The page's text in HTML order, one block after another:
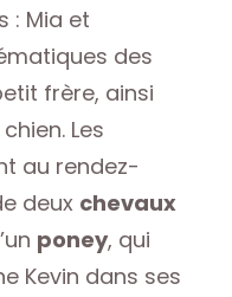
: Mia et
des
frère, ainsi
Les
au rendez-
deux chevaux
poney, qui
Kevin dans ses